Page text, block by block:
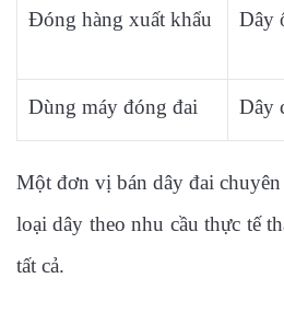
Đóng hàng xuất khẩu Dây
Dùng máy đóng đai Dây
Một đơn vị bán dây đai
loại dây theo nhu cầu thực tế
tất cả.